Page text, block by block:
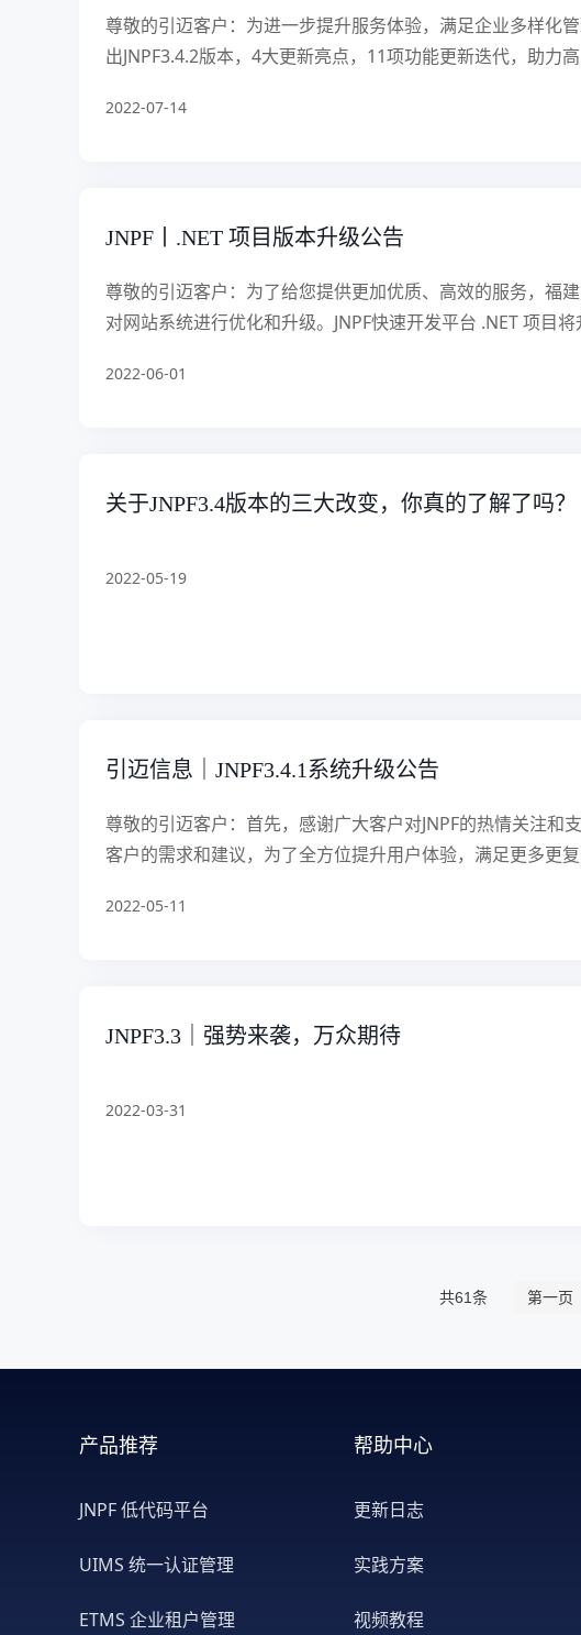
尊敬的引迈客户：为进一步提升服务体验，满足企业多样化
出JNPF3.4.2版本，4大更新亮点，11项功能更新迭代，助力
2022-07-14
JNPF丨.NET 项目版本升级公告
尊敬的引迈客户：为了给您提供更加优质、高效的服务，福
对网站系统进行优化和升级。JNPF快速开发平台 .NET 项目将
2022-06-01
关于JNPF3.4版本的三大改变，你真的了解了吗？
2022-05-19
引迈信息｜JNPF3.4.1系统升级公告
尊敬的引迈客户：首先，感谢广大客户对JNPF的热情关注和
客户的需求和建议，为了全方位提升用户体验，满足更多更
2022-05-11
JNPF3.3｜强势来袭，万众期待
2022-03-31
共61条 第一页
产品推荐
JNPF 低代码平台
UIMS 统一认证管理
ETMS 企业租户管理
帮助中心
更新日志
实践方案
视频教程